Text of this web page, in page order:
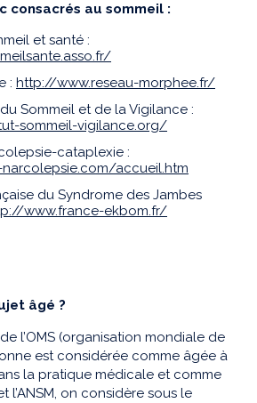
consacrés au sommeil :
et santé :
: http://www.reseau-morphee.fr/
Sommeil et de la Vigilance :
sommeil-vigilance.org/
cataplexie :
accueil.htm
du Syndrome des Jambes
www.france-ekbom.fr/
âgé ?
l’OMS (organisation mondiale de
est considérée comme âgée à
la pratique médicale et comme
l’ANSM, on considère sous le